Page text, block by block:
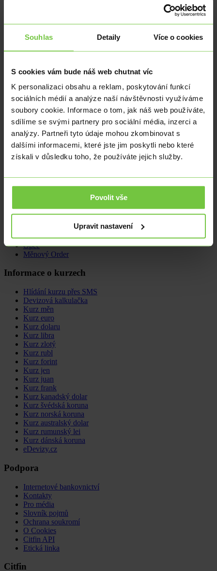
Souhlas Detaily Více o cookies
S cookies vám bude náš web chutnat víc
K personalizaci obsahu a reklam, poskytování funkcí
sociálních médií a analýze naší návštěvnosti využíváme
soubory cookie. Informace o tom, jak náš web používáte,
sdílíme se svými partnery pro sociální média, inzerci a
analýzy. Partneři tyto údaje mohou zkombinovat s
dalšími informacemi, které jste jim poskytli nebo které
získali v důsledku toho, že používáte jejich služby.
Povolit vše
Upravit nastavení
Citfin neprovádí odchozí platební styk do
4. 4. 2022Novinky
upozorňujeme vás, že od pátku 11. března 2022 nerealizujeme v
Citfin žádné platby do Ruska a Běloruska. Zastavení platebního
styku do těchto dvou zemí se týká všech odchozích plateb.
Děkujeme vám za pochopení.
Martina Zvěřinová martina.zverinova@citfin.cz
+420 234
092 039
LinkedIn
Směna deviz
Zahraniční platby
Forwardy
Opce
Měnový Order
Informace o kurzech
Hlídání kurzu přes SMS
Devizová kalkulačka
Kurz měn
Kurz euro
Kurz dolaru
Kurz libra
Kurz zlotý
Kurz rubl
Kurz forint
Kurz jen
Kurz juan
Kurz frank
Kurz kanadský dolar
Kurz švédská koruna
Kurz norská koruna
Kurz australský dolar
Kurz rumunský lei
Kurz dánská koruna
eDevizy.cz
Podpora
Internetové bankovnictví
Kontakty
Pro média
Slovník pojmů
Ochrana soukromí
O Cookies
Citfin API
Etická linka
Citfin